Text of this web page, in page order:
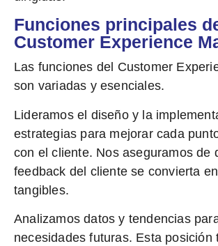
Funciones principales
Customer Experience
Las funciones del Customer
son variadas y esenciales.
Lideramosel diseño y la
estrategias para mejorar cada
con el cliente. Nos aseguramos de
feedback del cliente se convierta
tangibles.
Analizamos datos y tendencias
necesidades futuras. Esta posición